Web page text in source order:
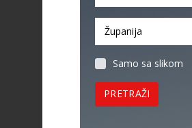
Županija
Samo sa slikom
PRETRAŽI